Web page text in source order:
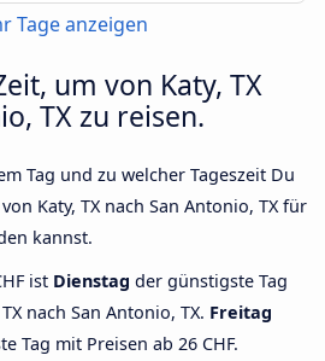
Tage anzeigen
um von Katy, TX
TX zu reisen.
Tag und zu welcher Tageszeit Du
Katy, TX nach San Antonio, TX für
kannst.
ist Dienstag der günstigste Tag
nach San Antonio, TX. Freitag
Tag mit Preisen ab 26 CHF.